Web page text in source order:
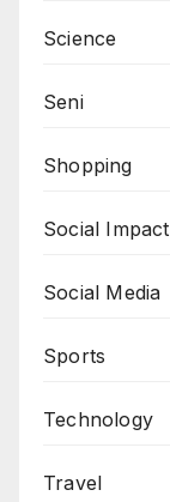
Science
Seni
Shopping
Social Impact
Social Media
Sports
Technology
Travel